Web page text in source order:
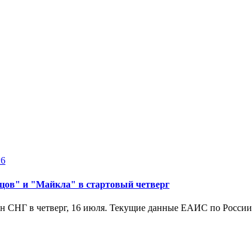
и "Майкла" в стартовый четверг
СНГ в четверг, 16 июля. Текущие данные ЕАИС по